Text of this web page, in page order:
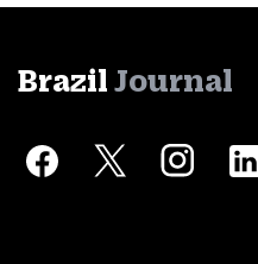
Brazil Journal